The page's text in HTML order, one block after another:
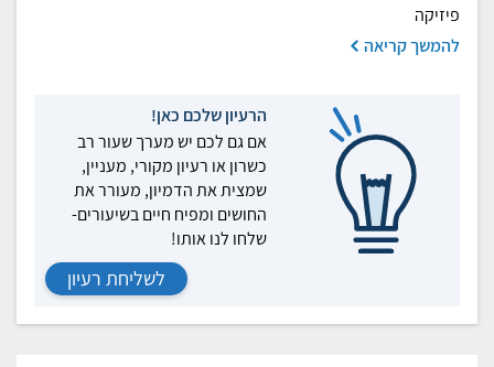
פיזיקה
להמשך קריאה
הרעיון שלכם כאן!
אם גם לכם יש מערך שעור רב
כשרון או רעיון מקורי, מעניין,
שמצית את הדמיון, מעורר את
החושים ומפיח חיים בשיעורים-
שלחו לנו אותו!
לשליחת רעיון